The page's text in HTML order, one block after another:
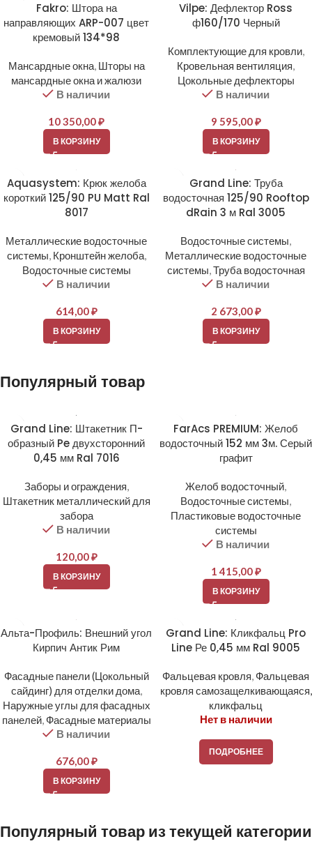
Fakro: Штора на
направляющих ARP-007 цвет
кремовый 134*98
Мансардные окна, Шторы на
мансардные окна и жалюзи
В наличии
10 350,00₽
В КОРЗИНУ
Vilpe: Дефлектор Ross
ф160/170 Черный
Комплектующие для кровли,
Кровельная вентиляция,
Цокольные дефлекторы
В наличии
9 595,00₽
В КОРЗИНУ
Aquasystem: Крюк желоба
короткий 125/90 PU Matt Ral
8017
Металлические водосточные
системы, Кронштейн желоба,
Водосточные системы
В наличии
614,00₽
В КОРЗИНУ
Grand Line: Труба
водосточная 125/90 Rooftop
dRain 3 м Ral 3005
Водосточные системы,
Металлические водосточные
системы,Труба водосточная
В наличии
2 673,00₽
В КОРЗИНУ
Популярный товар
Grand Line: Штакетник П-
образный Pe двухсторонний
0,45 мм Ral 7016
Заборы и ограждения,
Штакетник металлический для
забора
В наличии
120,00₽
В КОРЗИНУ
FarAcs PREMIUM: Желоб
водосточный 152 мм 3м. Серый
графит
Желоб водосточный,
Водосточные системы,
Пластиковые водосточные
системы
В наличии
1 415,00₽
В КОРЗИНУ
Альта-Профиль: Внешний угол
Кирпич Антик Рим
Фасадные панели (Цокольный
сайдинг) для отделки дома,
Наружные углы для фасадных
панелей, Фасадные материалы
В наличии
676,00₽
В КОРЗИНУ
Grand Line: Кликфальц Pro
Line Ре 0,45 мм Ral 9005
Фальцевая кровля, Фальцевая
кровля самозащелкивающаяся,
кликфальц
Нет в наличии
ПОДРОБНЕЕ
Популярный товар из текущей категории